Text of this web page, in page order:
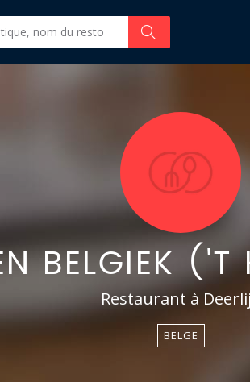
BELGIEK ('T
Restaurant à
BELGE